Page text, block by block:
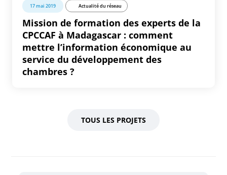
17 mai 2019 Actualité du réseau
Mission de formation des experts de la
CPCCAF à Madagascar : comment
mettre l’information économique au
service du développement des
chambres ?
TOUS LES PROJETS